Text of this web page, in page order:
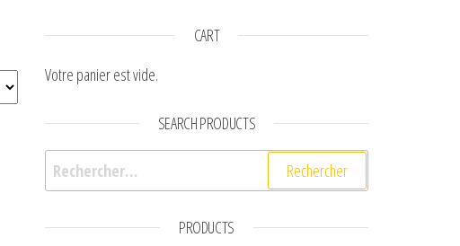
CART
Votre panier est vide.
SEARCH PRODUCTS
Rechercher :
PRODUCTS